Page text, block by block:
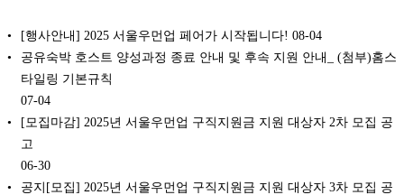
[행사안내] 2025 서울우먼업 페어가 시작됩니다! 08-04
공유숙박 호스트 양성과정 종료 안내 및 후속 지원 안내_ (첨부)홈스
타일링 기본규칙
07-04
[모집마감] 2025년 서울우먼업 구직지원금 지원 대상자 2차 모집 공
고
06-30
공지[모집] 2025년 서울우먼업 구직지원금 지원 대상자 3차 모집 공